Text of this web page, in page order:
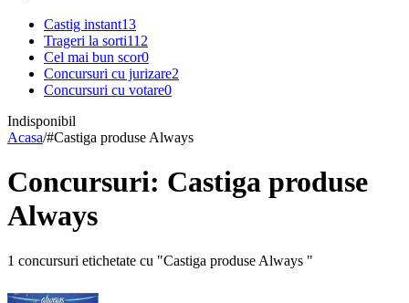
Castig instant13
Trageri la sorti112
Cel mai bun scor0
Concursuri cu jurizare2
Concursuri cu votare0
Indisponibil
Acasa/#Castiga produse Always
Concursuri: Castiga produse
Always
1 concursuri etichetate cu "Castiga produse Always "